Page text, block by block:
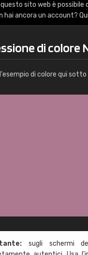
sito web è possibile
hai ancora un account?
di colore
di colore qui
sugli schermi